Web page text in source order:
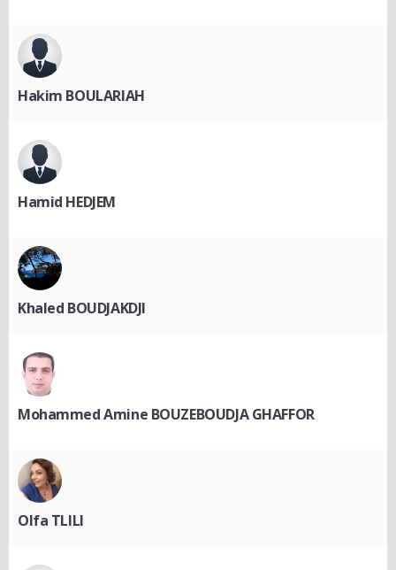
Hakim BOULARIAH
Hamid HEDJEM
Khaled BOUDJAKDJI
Mohammed Amine BOUZEBOUDJA GHAFFOR
Olfa TLILI